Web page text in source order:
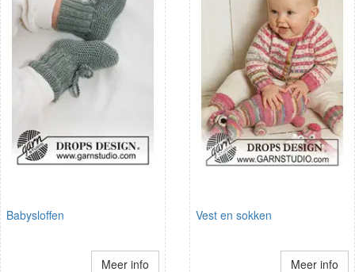
Babysloffen
Meer info
Vest en sokken
Meer info